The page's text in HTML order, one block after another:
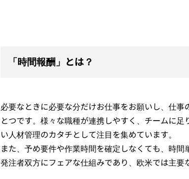
「時間報酬」とは？
必要なときに必要な分だけお仕事をお願いし、仕
とつです。様々な職種が連携しやすく、チームに
い人材管理のカタチとして注目を集めています。
また、予め要件や作業時間を確定しなくても、時間
発注者双方にフェアな仕組みであり、欧米では主要